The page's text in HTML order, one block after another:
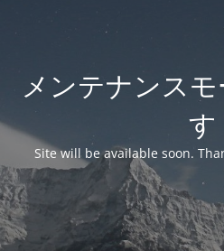
メンテナンス
す
Site will be available soon.